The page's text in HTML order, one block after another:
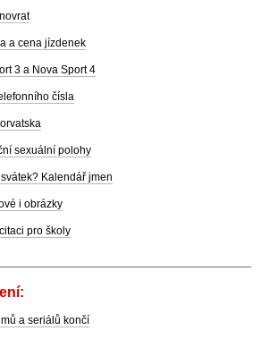
a cena jízdenek
3 a Nova Sport 4
čísla
sexuální polohy
Kalendář jmen
i obrázky
pro školy
a seriálů končí